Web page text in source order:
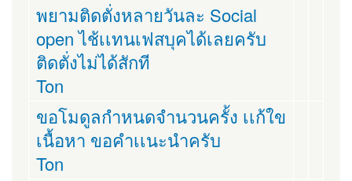
พยามติดตั่งหลายวันละ Social
open ไช้เเทนเฟสบุคได้เลยครับ
ติดตั่งไม่ได้สักที
Ton
ขอโมดูลกำหนดจำนวนครั้ง เเก้ใข
เนื้อหา ขอคำเเนะนำครับ
Ton